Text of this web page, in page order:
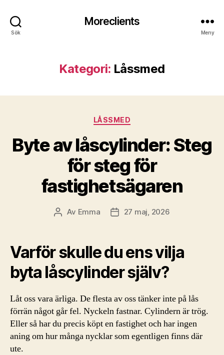
Sök
Moreclients
Meny
Kategori: Låssmed
Kategorier
LÅSSMED
Byte av låscylinder: Steg
för steg för
fastighetsägaren
Inläggsförfattare
Av Emma Inläggsdatum
27 maj, 2026
Varför skulle du ens vilja
byta låscylinder själv?
Låt oss vara ärliga. De flesta av oss tänker inte på lås
förrän något går fel. Nyckeln fastnar. Cylindern är trög.
Eller så har du precis köpt en fastighet och har ingen
aning om hur många nycklar som egentligen finns där
ute.